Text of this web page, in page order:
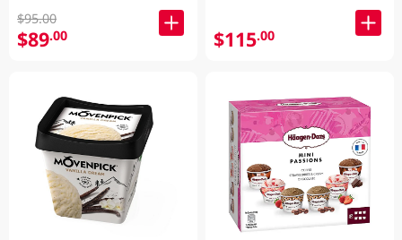
$95.00
$89.00 $115.00